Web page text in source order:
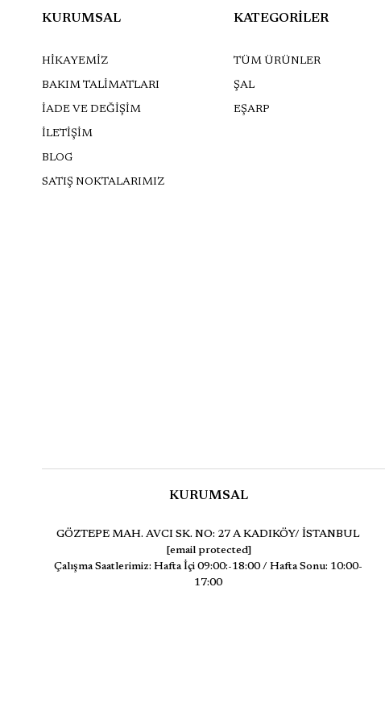
KURUMSAL
HİKAYEMİZ
BAKIM TALİMATLARI
İADE VE DEĞİŞİM
İLETİŞİM
BLOG
SATIŞ NOKTALARIMIZ
KATEGORİLER
TÜM ÜRÜNLER
ŞAL
EŞARP
KURUMSAL
GÖZTEPE MAH. AVCI SK. NO: 27 A KADIKÖY/ İSTANBUL
[email protected]
Çalışma Saatlerimiz: Hafta İçi 09:00:-18:00 / Hafta Sonu: 10:00-
17:00